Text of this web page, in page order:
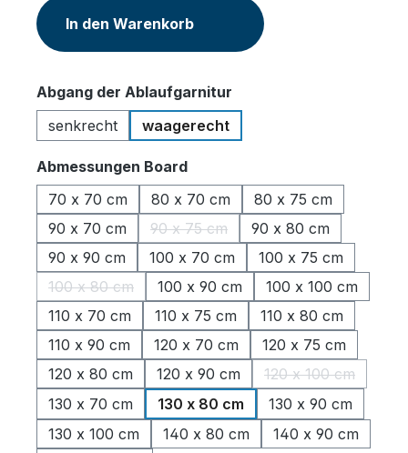
In den Warenkorb
Abgang der Ablaufgarnitur
senkrecht
waagerecht
Abmessungen Boardauswählen
70 x 70 cm
80 x 70 cm
80 x 75 cm
90 x 70 cm
90 x 75 cm
(Diese Option ist zurzeit nicht
90 x 80 cm
90 x 90 cm
100 x 70 cm
100 x 75 cm
100 x 80 cm
(Diese Option ist zurzeit nicht verfügbar.)
100 x 90 cm
100 x 100 cm
110 x 70 cm
110 x 75 cm
110 x 80 cm
110 x 90 cm
120 x 70 cm
120 x 75 cm
120 x 80 cm
120 x 90 cm 120 x 100 cm
(Diese Option
130 x 70 cm 130 x 80 cm
130 x 90 cm
130 x 100 cm
140 x 80 cm
140 x 90 cm